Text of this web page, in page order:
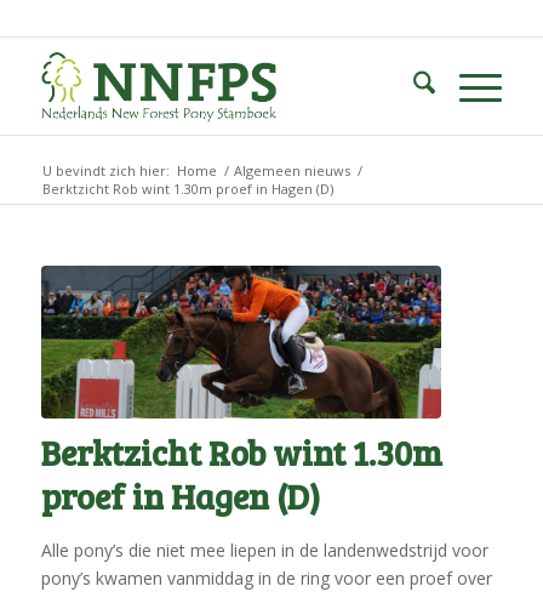
U bevindt zich hier: Home / Algemeen nieuws /
Berktzicht Rob wint 1.30m proef in Hagen (D)
Berktzicht Rob wint 1.30m
proef in Hagen (D)
Alle pony’s die niet mee liepen in de landenwedstrijd voor
pony’s kwamen vanmiddag in de ring voor een proef over